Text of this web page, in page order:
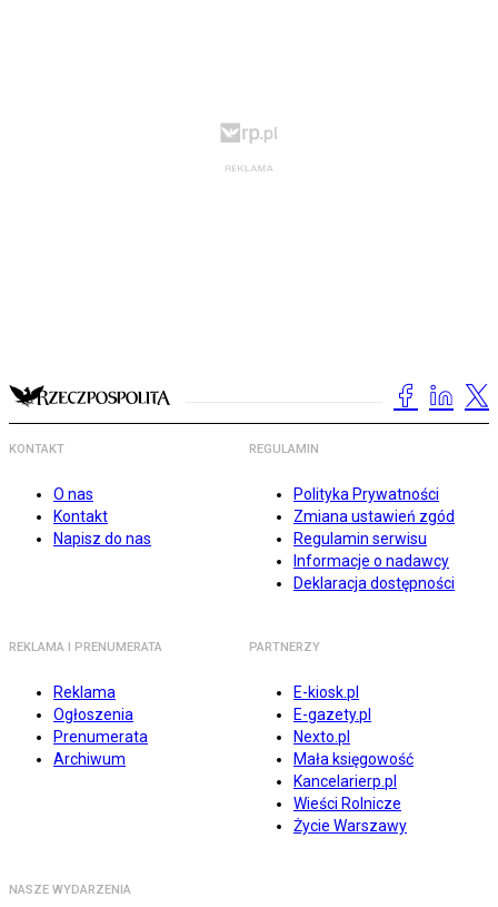
KONTAKT
O nas
Kontakt
Napisz do nas
REGULAMIN
Polityka Prywatności
Zmiana ustawień zgód
Regulamin serwisu
Informacje o nadawcy
Deklaracja dostępności
REKLAMA I PRENUMERATA
Reklama
Ogłoszenia
Prenumerata
Archiwum
PARTNERZY
E-kiosk.pl
E-gazety.pl
Nexto.pl
Mała księgowość
Kancelarierp.pl
Wieści Rolnicze
Życie Warszawy
NASZE WYDARZENIA